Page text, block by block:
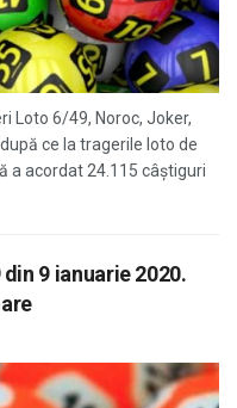
Loto 6/49, Noroc, Joker,
ce la tragerile loto de
a acordat 24.115 câștiguri
9 ianuarie 2020.